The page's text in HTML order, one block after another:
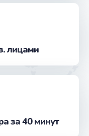
лицами
за 40 минут